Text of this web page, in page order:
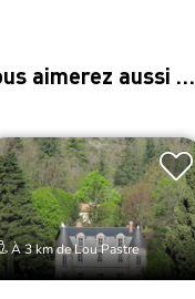
aimerez aussi …
À 3 km de Lou Pastre